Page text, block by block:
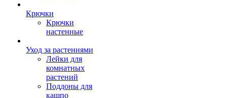
Крючки
Крючки
настенные
Уход за растениями
Лейки для
комнатных
растений
Поддоны для
кашпо